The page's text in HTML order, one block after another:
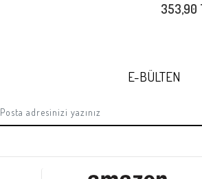
353,90
E-BÜLTEN